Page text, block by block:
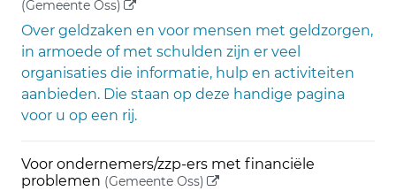
(Gemeente Oss) (externe link)
Over geldzaken en voor mensen met geldzorgen,
in armoede of met schulden zijn er veel
organisaties die informatie, hulp en activiteiten
aanbieden. Die staan op deze handige pagina
voor u op een rij.
Voor ondernemers/zzp-ers met financiële
problemen (Gemeente Oss) (externe link)